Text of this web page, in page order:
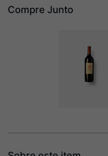
Compre Junto